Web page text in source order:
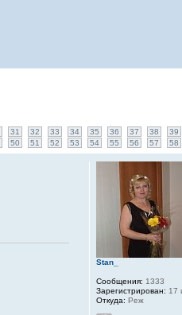
31 32 33 34 35 36 37 38 39
50 51 52 53 54 55 56 57 58
Stan_
Сообщения: 1333
Зарегистрирован: 17
Откуда: Реж